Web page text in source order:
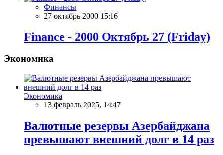
Финансы
27 октябрь 2000 15:16
Finance - 2000 Октябрь 27 (Friday)
Экономика
Экономика
13 февраль 2025, 14:47
Валютные резервы Азербайджана
превышают внешний долг в 14 раз